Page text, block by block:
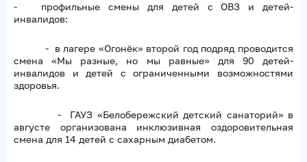
- профильные смены для детей с ОВЗ и детей-
инвалидов:
- в лагере «Огонёк» второй год подряд проводится
смена «Мы разные, но мы равные» для 90 детей-
инвалидов и детей с ограниченными возможностями
здоровья.
- ГАУЗ «Белобережский детский санаторий» в
августе организована инклюзивная оздоровительная
смена для 14 детей с сахарным диабетом.